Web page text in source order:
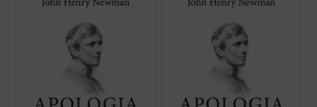
literatura autobiográfica universal, supuso
rechazo que había causado en Inglaterra
su conversión al catolicismo. La presente ...
literatura autobiográfica universal, supuso
rechazo que había causado en Inglaterra
su conversión al catolicismo. La presente ...